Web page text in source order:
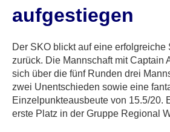
aufgestiegen
Der SKO blickt auf eine erfolgreiche
zurück. Die Mannschaft mit Captain
sich über die fünf Runden drei
zwei Unentschieden sowie eine
Einzelpunkteausbeute von 15.5/20.
erste Platz in der Gruppe Regional